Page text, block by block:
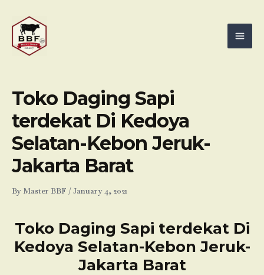
content
Toko Daging Sapi
terdekat Di Kedoya
Selatan-Kebon Jeruk-
Jakarta Barat
By Master BBF /January 4, 2021
Toko Daging Sapi terdekat Di
Kedoya Selatan-Kebon Jeruk-
Jakarta Barat